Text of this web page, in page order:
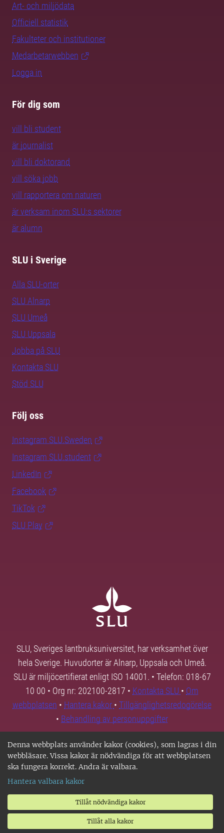
Denna webbplats använder kakor (cookies), som lagras i din
webbläsare. Vissa kakor är nödvändiga för att webbplatsen
ska fungera korrekt. Andra är valbara.
Hantera valbara kakor
Tillåt nödvändiga kakor
Tillåt alla kakor
Art- och miljödata
Officiell statistik
Fakulteter och institutioner
Medarbetarwebben
Logga in
För dig som
vill bli student
är journalist
vill bli doktorand
vill söka jobb
vill rapportera om naturen
är verksam inom SLU:s sektorer
är alumn
SLU i Sverige
Alla SLU-orter
SLU Alnarp
SLU Umeå
SLU Uppsala
Jobba på SLU
Kontakta SLU
Stöd SLU
Följ oss
Instagram SLU.Sweden
Instagram SLU.student
LinkedIn
Facebook
TikTok
SLU Play
SLU, Sveriges lantbruksuniversitet, har verksamhet över
hela Sverige. Huvudorter är Alnarp, Uppsala och Umeå.
SLU är miljöcertifierat enligt ISO 14001. • Telefon: 018-67
10 00 • Org nr: 202100-2817 • Kontakta SLU • Om
webbplatsen • Hantera kakor • Tillgänglighetsredogörelse
• Behandling av personuppgifter